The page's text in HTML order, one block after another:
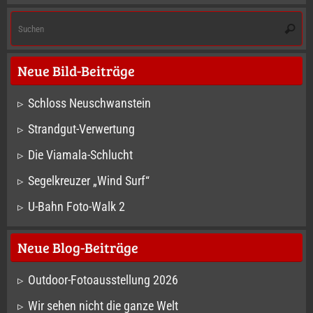
Neue Bild-Beiträge
Schloss Neuschwanstein
Strandgut-Verwertung
Die Viamala-Schlucht
Segelkreuzer „Wind Surf“
U-Bahn Foto-Walk 2
Neue Blog-Beiträge
Outdoor-Fotoausstellung 2026
Wir sehen nicht die ganze Welt